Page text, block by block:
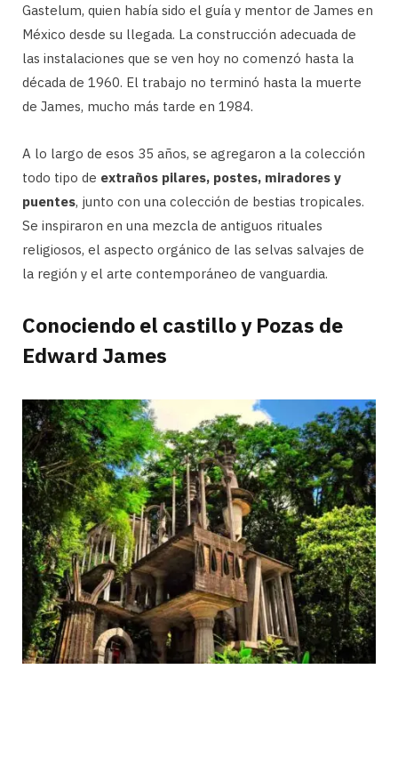
Gastelum, quien había sido el guía y mentor de James en
México desde su llegada. La construcción adecuada de
las instalaciones que se ven hoy no comenzó hasta la
década de 1960. El trabajo no terminó hasta la muerte
de James, mucho más tarde en 1984.
A lo largo de esos 35 años, se agregaron a la colección
todo tipo de extraños pilares, postes, miradores y
puentes, junto con una colección de bestias tropicales.
Se inspiraron en una mezcla de antiguos rituales
religiosos, el aspecto orgánico de las selvas salvajes de
la región y el arte contemporáneo de vanguardia.
Conociendo el castillo y Pozas de
Edward James